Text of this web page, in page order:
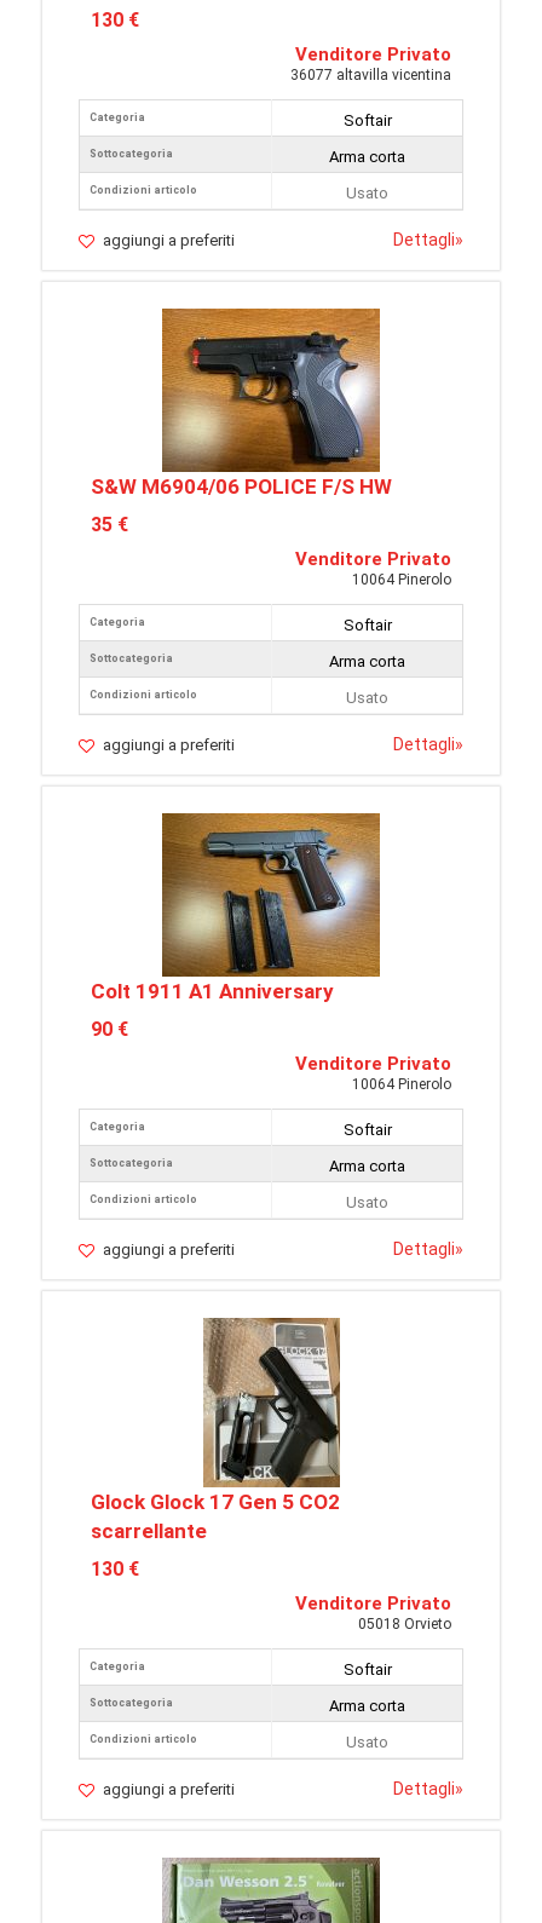
130 €
Venditore Privato
36077 altavilla vicentina
Categoria
Sottocategoria
Condizioni articolo
Softair
Arma corta
Usato
aggiungi a preferiti Dettagli»
S&W M6904/06 POLICE F/S HW
35 €
Venditore Privato
10064 Pinerolo
Categoria
Sottocategoria
Condizioni articolo
Softair
Arma corta
Usato
aggiungi a preferiti Dettagli»
Colt 1911 A1 Anniversary
90 €
Venditore Privato
10064 Pinerolo
Categoria
Sottocategoria
Condizioni articolo
Softair
Arma corta
Usato
aggiungi a preferiti Dettagli»
Glock Glock 17 Gen 5 CO2
scarrellante
130 €
Venditore Privato
05018 Orvieto
Categoria
Sottocategoria
Condizioni articolo
Softair
Arma corta
Usato
aggiungi a preferiti Dettagli»